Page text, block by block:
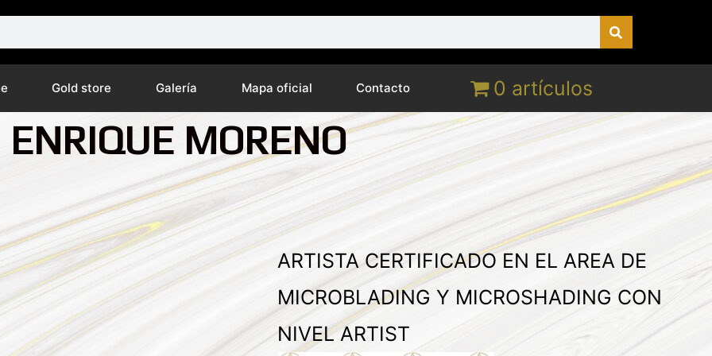
Gold store Galería Mapa oficial Contacto 0 artículos
ENRIQUE MORENO
ARTISTA CERTIFICADO EN EL AREA DE
MICROBLADING Y MICROSHADING CON
NIVEL ARTIST